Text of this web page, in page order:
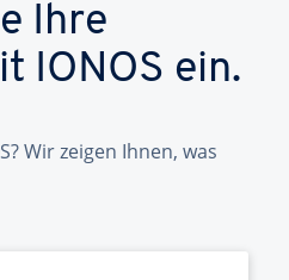
Ihre
IONOS ein.
Wir zeigen Ihnen, was